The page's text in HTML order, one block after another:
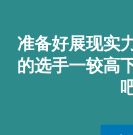
准备好展现实
的选手一较高